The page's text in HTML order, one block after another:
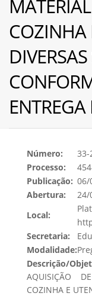
COZINHA
Número:
33-
Processo:
Publicação: 06/
Abertura:
24/
Local:
Secretaria:
Modalidade:
Descrição/
AQUISIÇÃO
COZINHA E